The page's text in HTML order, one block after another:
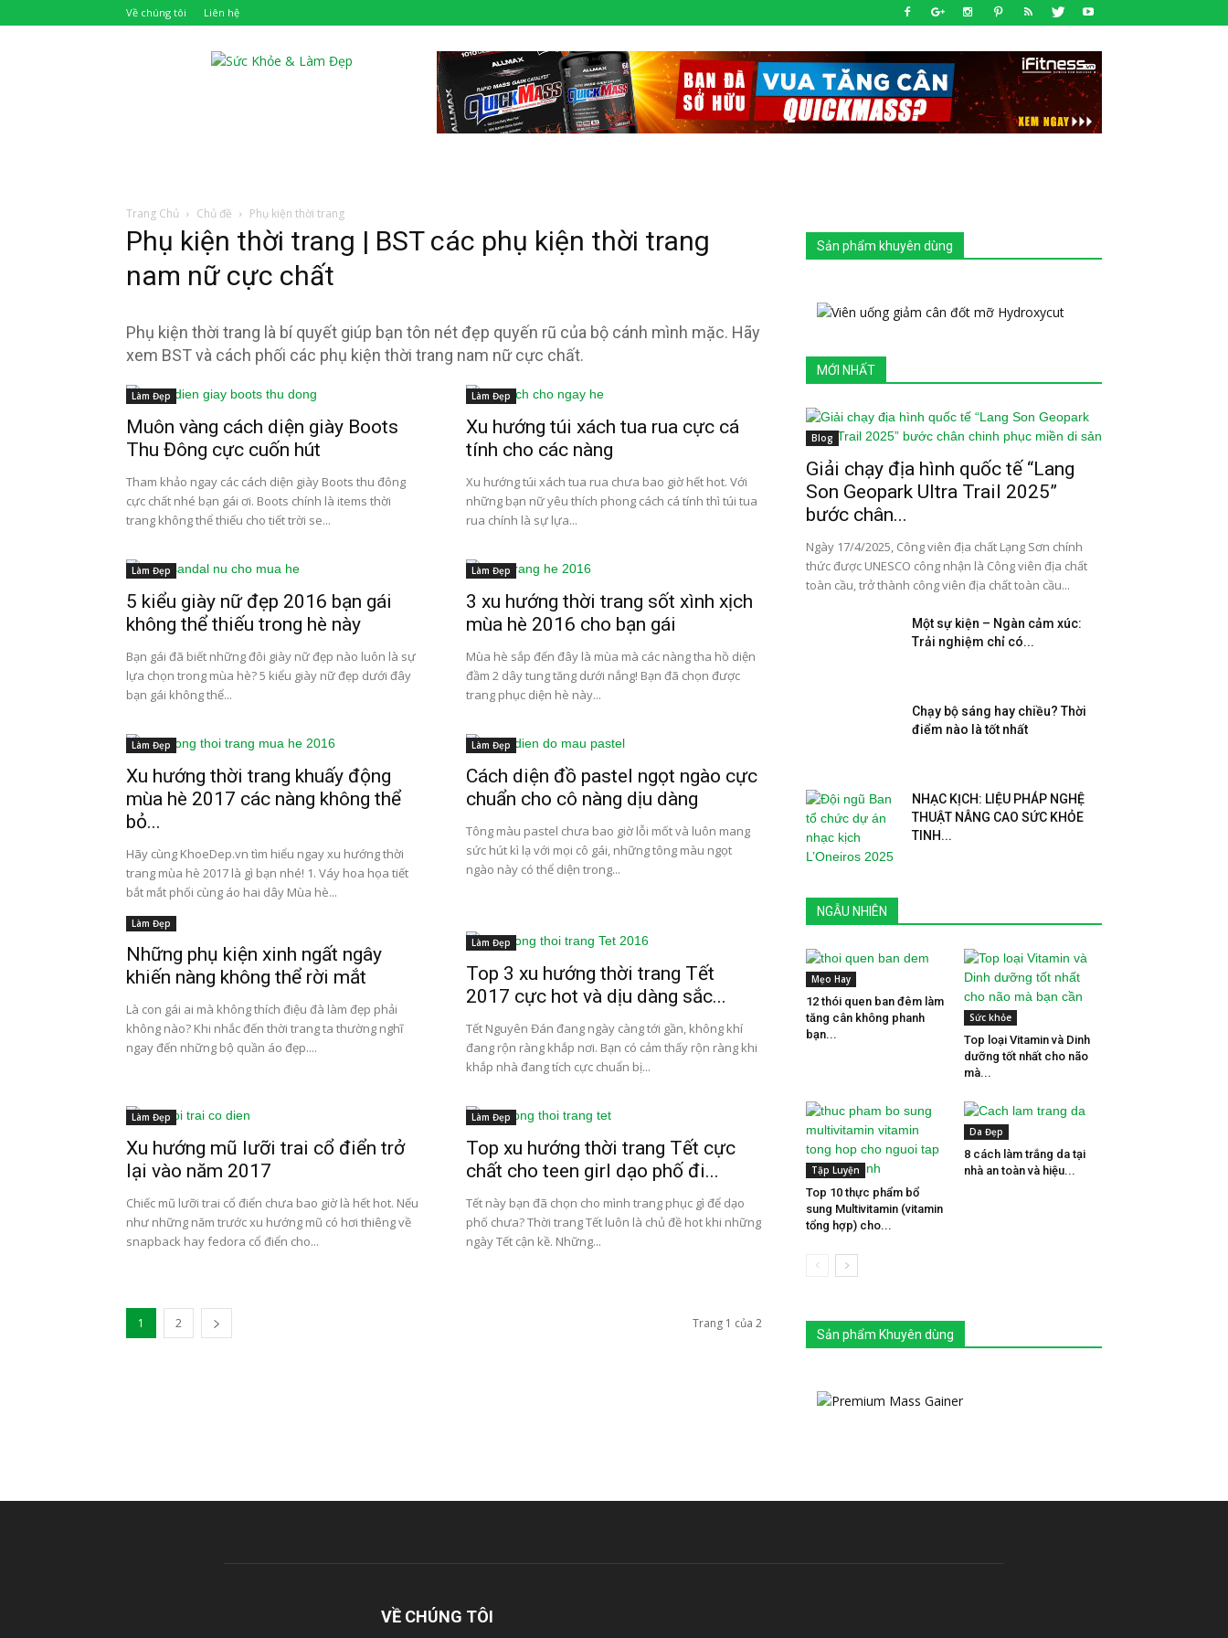
Về chúng tôi Liên hệ
Trang Chủ Chủ đề Phụ kiện thời trang
Phụ kiện thời trang | BST các phụ kiện thời trang
nam nữ cực chất
Phụ kiện thời trang là bí quyết giúp bạn tôn nét đẹp quyến rũ của bộ cánh mình mặc. Hãy
xem BST và cách phối các phụ kiện thời trang nam nữ cực chất.
Làm Đẹp
Muôn vàng cách diện giày Boots
Thu Đông cực cuốn hút
Tham khảo ngay các cách diện giày Boots thu đông
cực chất nhé bạn gái ơi. Boots chính là items thời
trang không thể thiếu cho tiết trời se...
Làm Đẹp
Xu hướng túi xách tua rua cực cá
tính cho các nàng
Xu hướng túi xách tua rua chưa bao giờ hết hot. Với
những bạn nữ yêu thích phong cách cá tính thì túi tua
rua chính là sự lựa...
Làm Đẹp
5 kiểu giày nữ đẹp 2016 bạn gái
không thể thiếu trong hè này
Bạn gái đã biết những đôi giày nữ đẹp nào luôn là sự
lựa chọn trong mùa hè? 5 kiểu giày nữ đẹp dưới đây
bạn gái không thể...
Làm Đẹp
3 xu hướng thời trang sốt xình xịch
mùa hè 2016 cho bạn gái
Mùa hè sắp đến đây là mùa mà các nàng tha hồ diện
đầm 2 dây tung tăng dưới nắng! Bạn đã chọn được
trang phục diện hè này...
Làm Đẹp
Xu hướng thời trang khuấy động
mùa hè 2017 các nàng không thể
bỏ...
Hãy cùng KhoeDep.vn tìm hiểu ngay xu hướng thời
trang mùa hè 2017 là gì bạn nhé! 1. Váy hoa họa tiết
bắt mắt phối cùng áo hai dây Mùa hè...
Làm Đẹp
Cách diện đồ pastel ngọt ngào cực
chuẩn cho cô nàng dịu dàng
Tông màu pastel chưa bao giờ lỗi mốt và luôn mang
sức hút kì lạ với mọi cô gái, những tông màu ngọt
ngào này có thể diện trong...
Làm Đẹp
Những phụ kiện xinh ngất ngây
khiến nàng không thể rời mắt
Là con gái ai mà không thích điệu đà làm đẹp phải
không nào? Khi nhắc đến thời trang ta thường nghĩ
ngay đến những bộ quần áo đẹp....
Làm Đẹp
Top 3 xu hướng thời trang Tết
2017 cực hot và dịu dàng sắc...
Tết Nguyên Đán đang ngày càng tới gần, không khí
đang rộn ràng khắp nơi. Bạn có cảm thấy rộn ràng khi
khắp nhà đang tích cực chuẩn bị...
Làm Đẹp
Xu hướng mũ lưỡi trai cổ điển trở
lại vào năm 2017
Chiếc mũ lưỡi trai cổ điển chưa bao giờ là hết hot. Nếu
như những năm trước xu hướng mũ có hơi thiêng về
snapback hay fedora cổ điển cho...
Làm Đẹp
Top xu hướng thời trang Tết cực
chất cho teen girl dạo phố đi...
Tết này bạn đã chọn cho mình trang phục gì để dạo
phố chưa? Thời trang Tết luôn là chủ đề hot khi những
ngày Tết cận kề. Những...
1 2 Trang 1 của 2
Sản phẩm khuyên dùng
MỚI NHẤT
Blog
Giải chạy địa hình quốc tế “Lang
Son Geopark Ultra Trail 2025”
bước chân...
Ngày 17/4/2025, Công viên địa chất Lạng Sơn chính
thức được UNESCO công nhận là Công viên địa chất
toàn cầu, trở thành công viên địa chất toàn cầu...
Một sự kiện – Ngàn cảm xúc:
Trải nghiệm chỉ có...
Chạy bộ sáng hay chiều? Thời
điểm nào là tốt nhất
NHẠC KỊCH: LIỆU PHÁP NGHỆ
THUẬT NÂNG CAO SỨC KHỎE
TINH...
NGẪU NHIÊN
Mẹo Hay
12 thói quen ban đêm làm
tăng cân không phanh
bạn...
Sức khỏe
Top loại Vitamin và Dinh
dưỡng tốt nhất cho não
mà...
Tập Luyện
Top 10 thực phẩm bổ
sung Multivitamin (vitamin
tổng hợp) cho...
Da Đẹp
8 cách làm trắng da tại
nhà an toàn và hiệu...
Sản phẩm Khuyên dùng
VỀ CHÚNG TÔI